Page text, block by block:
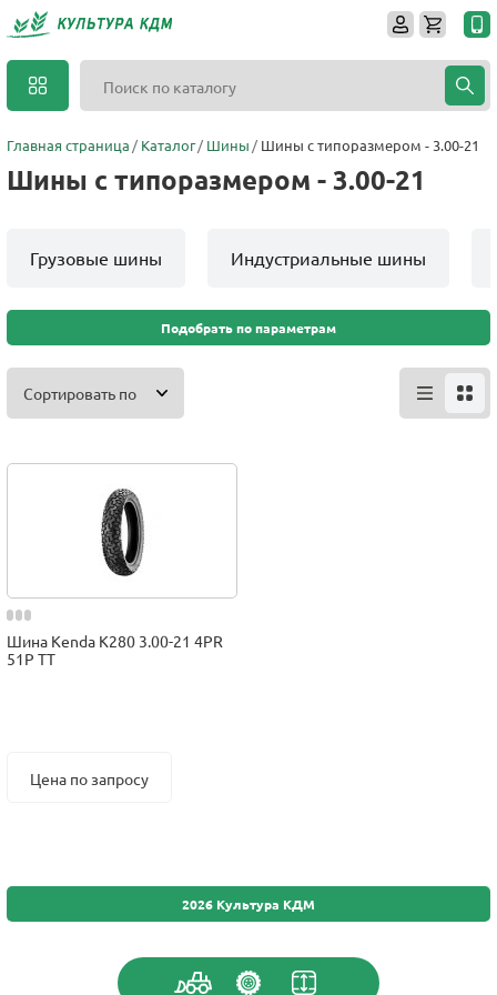
Главная страница Каталог Шины Шины с типоразмером - 3.00-21
Шины с типоразмером - 3.00-21
Грузовые шины Индустриальные шины
Подобрать по параметрам
Сортировать по
Шина Kenda K280 3.00-21 4PR
51P TT
Цена по запросу
2026 Культура КДМ